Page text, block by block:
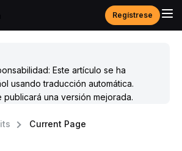
Regístrese
Este artículo se ha
usando traducción automática.
publicará una versión mejorada.
Current Page